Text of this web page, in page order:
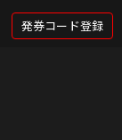
発券コード登録